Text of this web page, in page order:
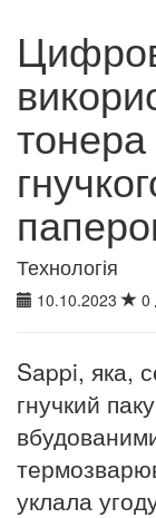
Технологія
10.10.2023 0
Sappi, яка,
гнучкий
уклала